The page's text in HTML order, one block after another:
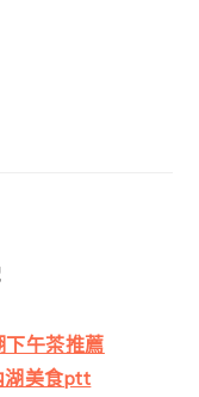
下午茶推薦
湖美食ptt